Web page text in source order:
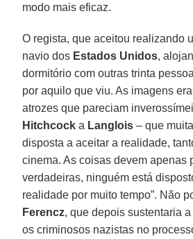
modo mais eficaz.
O regista, que aceitou realizando
navio dos Estados Unidos,
dormitório com outras trinta
por aquilo que viu. As imagens
atrozes que pareciam
Hitchcock a Langlois – que
disposta a aceitar a realidade,
cinema. As coisas devem apenas
verdadeiras, ninguém está
realidade por muito tempo”. Não
Ferencz, que depois sustentaria
os criminosos nazistas no